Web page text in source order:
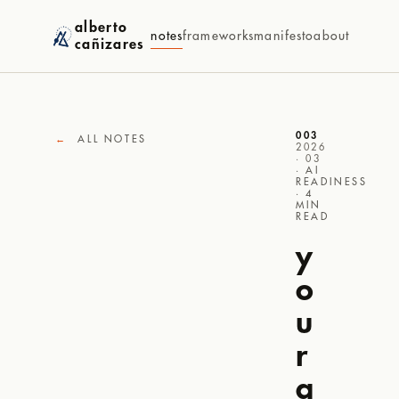
alberto
cañizares
notesframeworksmanifestoabout
← ALL NOTES
003
2026
· 03
· AI
READINESS
· 4
MIN
READ
y
o
u
r
a